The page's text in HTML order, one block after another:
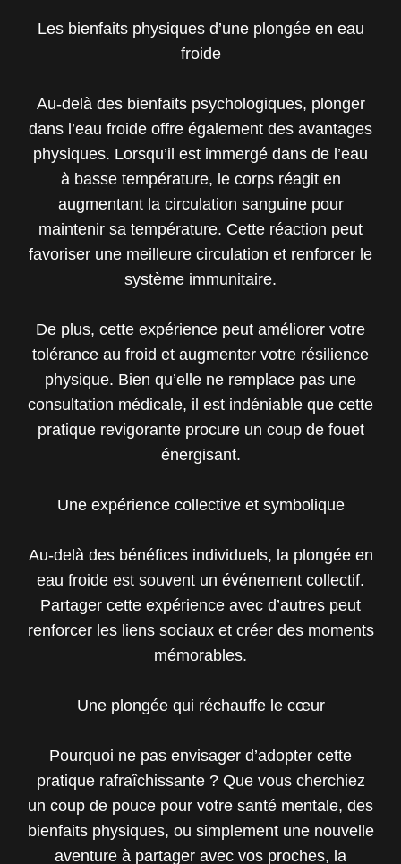
Les bienfaits physiques d’une plongée en eau
froide
Au-delà des bienfaits psychologiques, plonger
dans l’eau froide offre également des avantages
physiques. Lorsqu’il est immergé dans de l’eau
à basse température, le corps réagit en
augmentant la circulation sanguine pour
maintenir sa température. Cette réaction peut
favoriser une meilleure circulation et renforcer le
système immunitaire.
De plus, cette expérience peut améliorer votre
tolérance au froid et augmenter votre résilience
physique. Bien qu’elle ne remplace pas une
consultation médicale, il est indéniable que cette
pratique revigorante procure un coup de fouet
énergisant.
Une expérience collective et symbolique
Au-delà des bénéfices individuels, la plongée en
eau froide est souvent un événement collectif.
Partager cette expérience avec d’autres peut
renforcer les liens sociaux et créer des moments
mémorables.
Une plongée qui réchauffe le cœur
Pourquoi ne pas envisager d’adopter cette
pratique rafraîchissante ? Que vous cherchiez
un coup de pouce pour votre santé mentale, des
bienfaits physiques, ou simplement une nouvelle
aventure à partager avec vos proches, la